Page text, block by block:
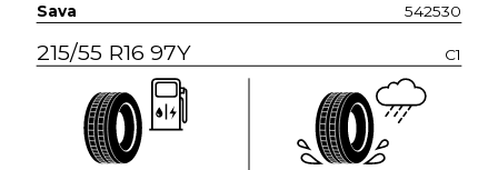
Sava 542530
215/55 R16 97Y C1